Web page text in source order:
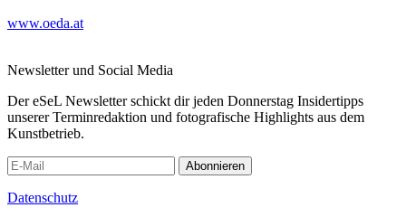
www.oeda.at
Newsletter und Social Media
Der eSeL Newsletter schickt dir jeden Donnerstag Insidertipps
unserer Terminredaktion und fotografische Highlights aus dem
Kunstbetrieb.
Abonnieren
Datenschutz